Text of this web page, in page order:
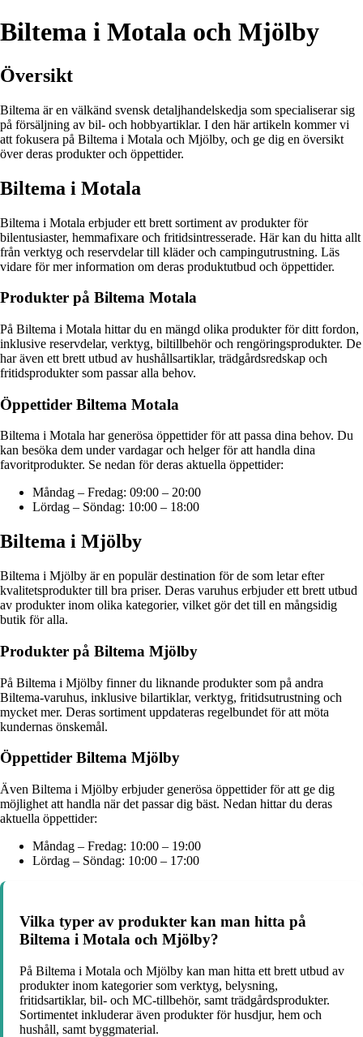
Biltema i Motala och Mjölby
Översikt
Biltema är en välkänd svensk detaljhandelskedja som specialiserar sig
på försäljning av bil- och hobbyartiklar. I den här artikeln kommer vi
att fokusera på Biltema i Motala och Mjölby, och ge dig en översikt
över deras produkter och öppettider.
Biltema i Motala
Biltema i Motala erbjuder ett brett sortiment av produkter för
bilentusiaster, hemmafixare och fritidsintresserade. Här kan du hitta allt
från verktyg och reservdelar till kläder och campingutrustning. Läs
vidare för mer information om deras produktutbud och öppettider.
Produkter på Biltema Motala
På Biltema i Motala hittar du en mängd olika produkter för ditt fordon,
inklusive reservdelar, verktyg, biltillbehör och rengöringsprodukter. De
har även ett brett utbud av hushållsartiklar, trädgårdsredskap och
fritidsprodukter som passar alla behov.
Öppettider Biltema Motala
Biltema i Motala har generösa öppettider för att passa dina behov. Du
kan besöka dem under vardagar och helger för att handla dina
favoritprodukter. Se nedan för deras aktuella öppettider:
Måndag – Fredag: 09:00 – 20:00
Lördag – Söndag: 10:00 – 18:00
Biltema i Mjölby
Biltema i Mjölby är en populär destination för de som letar efter
kvalitetsprodukter till bra priser. Deras varuhus erbjuder ett brett utbud
av produkter inom olika kategorier, vilket gör det till en mångsidig
butik för alla.
Produkter på Biltema Mjölby
På Biltema i Mjölby finner du liknande produkter som på andra
Biltema-varuhus, inklusive bilartiklar, verktyg, fritidsutrustning och
mycket mer. Deras sortiment uppdateras regelbundet för att möta
kundernas önskemål.
Öppettider Biltema Mjölby
Även Biltema i Mjölby erbjuder generösa öppettider för att ge dig
möjlighet att handla när det passar dig bäst. Nedan hittar du deras
aktuella öppettider:
Måndag – Fredag: 10:00 – 19:00
Lördag – Söndag: 10:00 – 17:00
Vilka typer av produkter kan man hitta på
Biltema i Motala och Mjölby?
På Biltema i Motala och Mjölby kan man hitta ett brett utbud av
produkter inom kategorier som verktyg, belysning,
fritidsartiklar, bil- och MC-tillbehör, samt trädgårdsprodukter.
Sortimentet inkluderar även produkter för husdjur, hem och
hushåll, samt byggmaterial.